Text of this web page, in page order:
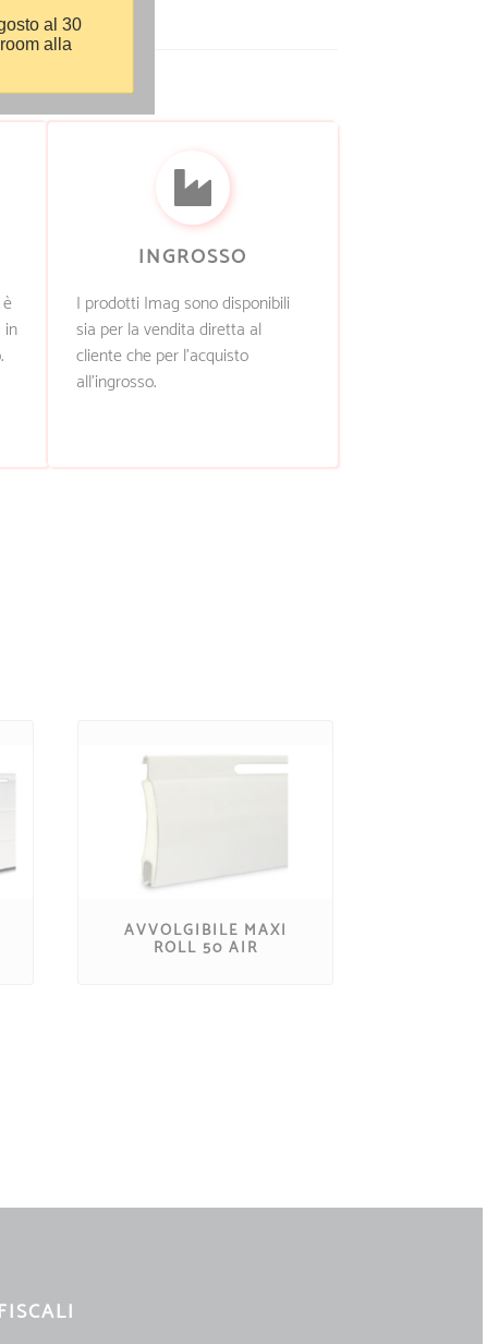
in
INGROSSO
I prodotti Imag sono disponibili
sia per la vendita diretta al
cliente che per l’acquisto
all’ingrosso.
AVVOLGIBILE MAXI
ROLL 50 AIR
al 30
alla